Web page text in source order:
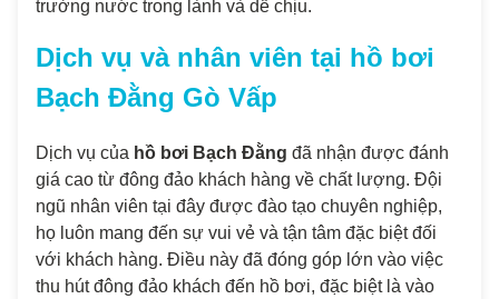
trường nước trong lành và dễ chịu.
Dịch vụ và nhân viên tại hồ bơi
Bạch Đằng Gò Vấp
Dịch vụ của hồ bơi Bạch Đằng đã nhận được đánh
giá cao từ đông đảo khách hàng về chất lượng. Đội
ngũ nhân viên tại đây được đào tạo chuyên nghiệp,
họ luôn mang đến sự vui vẻ và tận tâm đặc biệt đối
với khách hàng. Điều này đã đóng góp lớn vào việc
thu hút đông đảo khách đến hồ bơi, đặc biệt là vào